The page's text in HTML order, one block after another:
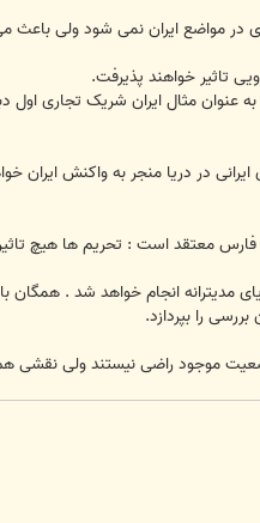
در مواضع ایران نمی شود ولی باعث
تاثیر خواهند پذیرفت.
در دریا منجر به واکنش
فارس معتقد است : تحریم ها هیچ
مدیترانه انجام خواهد شد .
را بپردازد.
موجود راضی نیستند ولی نقشی